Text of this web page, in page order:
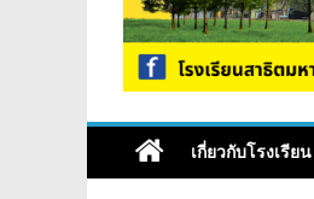
เกี่ยวกับโรงเรียน